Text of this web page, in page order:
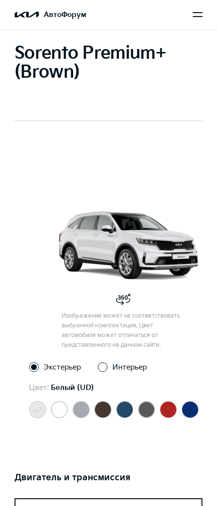
АвтоФорум
Sorento Premium+
(Brown)
Изображение может не соответствовать
выбранной комплектации. Цвет
автомобиля может отличаться от
представленного на данном сайте.
Экстерьер Интерьер
Цвет: Белый (UD)
Двигатель и трансмиссия